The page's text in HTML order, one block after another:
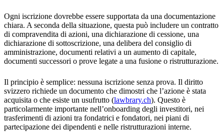
Ogni iscrizione dovrebbe essere supportata da una documentazione
chiara. A seconda della situazione, questa può includere un contratto
di compravendita di azioni, una dichiarazione di cessione, una
dichiarazione di sottoscrizione, una delibera del consiglio di
amministrazione, documenti relativi a un aumento di capitale,
documenti successori o prove legate a una fusione o ristrutturazione.
Il principio è semplice: nessuna iscrizione senza prova. Il diritto
svizzero richiede un documento che dimostri che l’azione è stata
acquisita o che esiste un usufrutto (lawbrary.ch). Questo è
particolarmente importante nell’onboarding degli investitori, nei
trasferimenti di azioni tra fondatrici e fondatori, nei piani di
partecipazione dei dipendenti e nelle ristrutturazioni interne.